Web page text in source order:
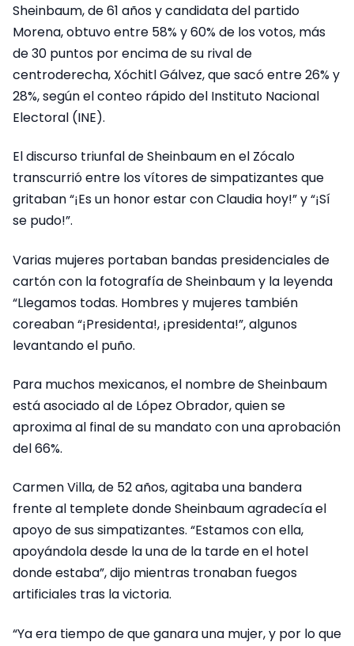
Sheinbaum, de 61 años y candidata del partido
Morena, obtuvo entre 58% y 60% de los votos, más
de 30 puntos por encima de su rival de
centroderecha, Xóchitl Gálvez, que sacó entre 26% y
28%, según el conteo rápido del Instituto Nacional
Electoral (INE).
El discurso triunfal de Sheinbaum en el Zócalo
transcurrió entre los vítores de simpatizantes que
gritaban “¡Es un honor estar con Claudia hoy!” y “¡Sí
se pudo!”.
Varias mujeres portaban bandas presidenciales de
cartón con la fotografía de Sheinbaum y la leyenda
“Llegamos todas. Hombres y mujeres también
coreaban “¡Presidenta!, ¡presidenta!”, algunos
levantando el puño.
Para muchos mexicanos, el nombre de Sheinbaum
está asociado al de López Obrador, quien se
aproxima al final de su mandato con una aprobación
del 66%.
Carmen Villa, de 52 años, agitaba una bandera
frente al templete donde Sheinbaum agradecía el
apoyo de sus simpatizantes. “Estamos con ella,
apoyándola desde la una de la tarde en el hotel
donde estaba”, dijo mientras tronaban fuegos
artificiales tras la victoria.
“Ya era tiempo de que ganara una mujer, y por lo que